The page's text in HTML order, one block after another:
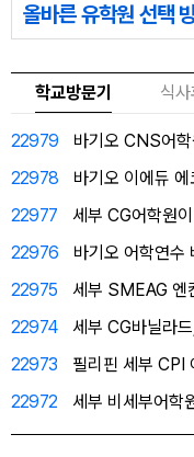
올바른 유학원 선택
학교방문기 식사
22979
바기오 CNS어
22978
바기오 이에듀
22977
세부 CG어학원
22976
바기오 어학연
22975
세부 SMEAG 엔
22974
세부 CG바닐라
22973
필리핀 세부 CPI
22972
세부 비세부어학